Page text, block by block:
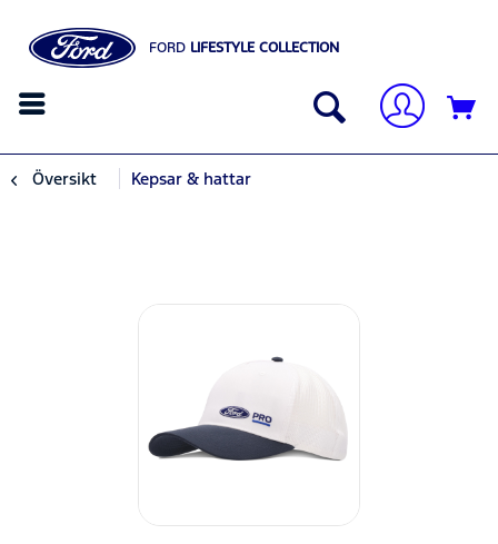
FORD LIFESTYLE COLLECTION
Översikt Kepsar & hattar